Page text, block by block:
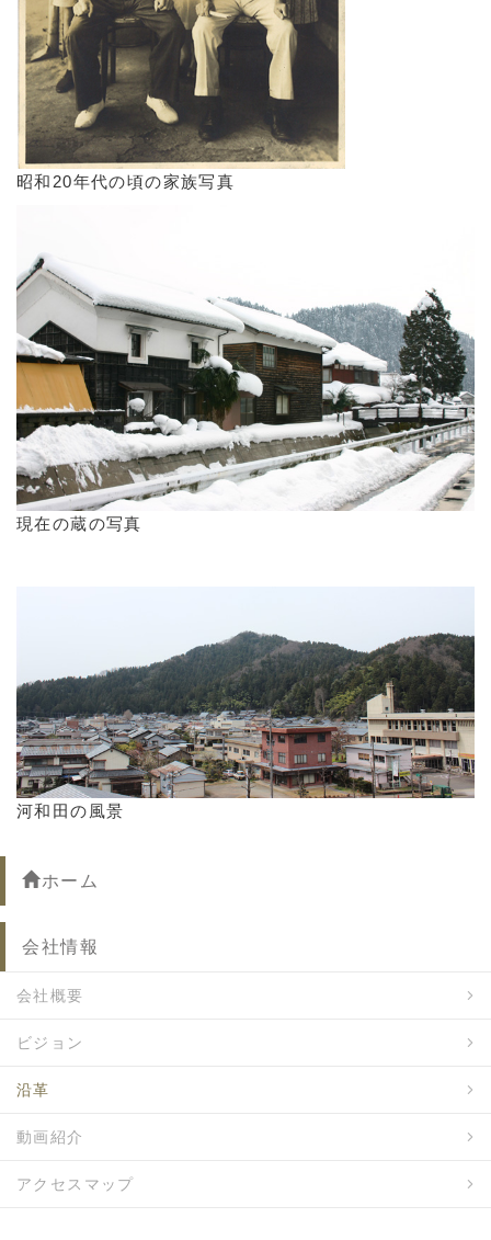
昭和20年代の頃の家族写真
現在の蔵の写真
河和田の風景
ホーム
会社情報
会社概要
ビジョン
沿革
動画紹介
アクセスマップ